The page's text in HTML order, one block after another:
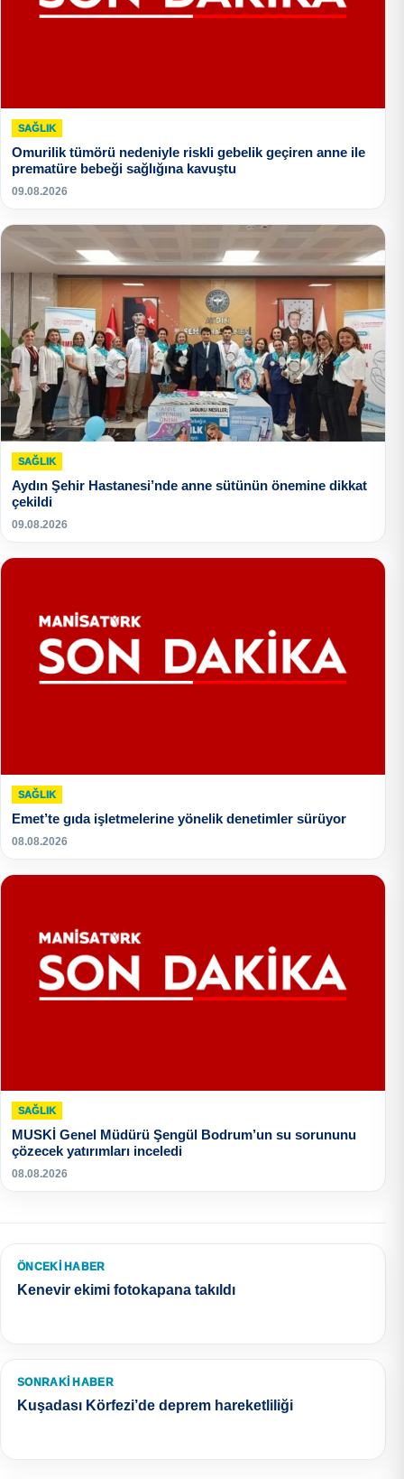
SAĞLIK
Omurilik tümörü nedeniyle riskli gebelik geçiren anne ile
prematüre bebeği sağlığına kavuştu
09.08.2026
SAĞLIK
Aydın Şehir Hastanesi’nde anne sütünün önemine dikkat
çekildi
09.08.2026
SAĞLIK
Emet’te gıda işletmelerine yönelik denetimler sürüyor
08.08.2026
SAĞLIK
MUSKİ Genel Müdürü Şengül Bodrum’un su sorununu
çözecek yatırımları inceledi
08.08.2026
ÖNCEKI HABER
Kenevir ekimi fotokapana takıldı
SONRAKI HABER
Kuşadası Körfezi’de deprem hareketliliği